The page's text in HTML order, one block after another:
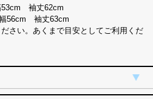
袖丈62cm
56cm 袖丈63cm
さい。あくまで目安としてご利用くだ